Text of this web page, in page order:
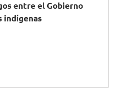
entre el Gobierno
indígenas